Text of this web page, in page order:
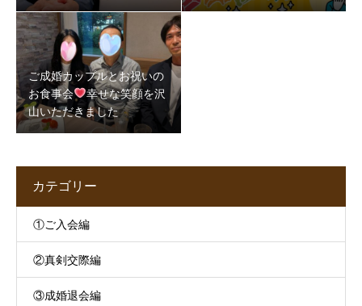
5か月半で成婚できた理由
とは
映す“地域の素顔”
ご成婚カップルとお祝いの
お食事会
幸せな笑顔を沢
山いただきました
カテゴリー
①ご入会編
②真剣交際編
③成婚退会編